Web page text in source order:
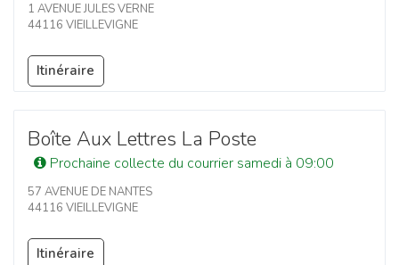
1 AVENUE JULES VERNE
44116 VIEILLEVIGNE
Itinéraire
Boîte Aux Lettres La Poste
Prochaine collecte du courrier samedi à 09:00
57 AVENUE DE NANTES
44116 VIEILLEVIGNE
Itinéraire